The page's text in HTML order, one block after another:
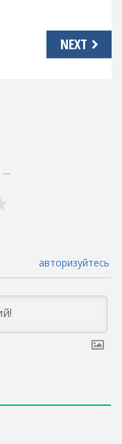
NEXT
авторизуйтесь